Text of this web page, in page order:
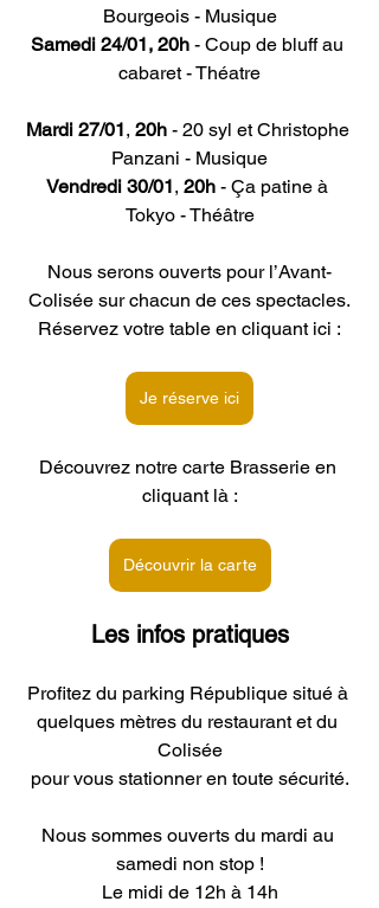
Bourgeois - Musique
Samedi 24/01, 20h - Coup de bluff au
cabaret - Théatre
Mardi 27/01, 20h - 20 syl et Christophe
Panzani - Musique
Vendredi 30/01, 20h - Ça patine à
Tokyo - Théâtre
Nous serons ouverts pour l’Avant-
Colisée sur chacun de ces spectacles.
Réservez votre table en cliquant ici :
Je réserve ici
Découvrez notre carte Brasserie en
cliquant là :
Découvrir la carte
Les infos pratiques
Profitez du parking République situé à
quelques mètres du restaurant et du
Colisée
pour vous stationner en toute sécurité.
Nous sommes ouverts du mardi au
samedi non stop !
Le midi de 12h à 14h